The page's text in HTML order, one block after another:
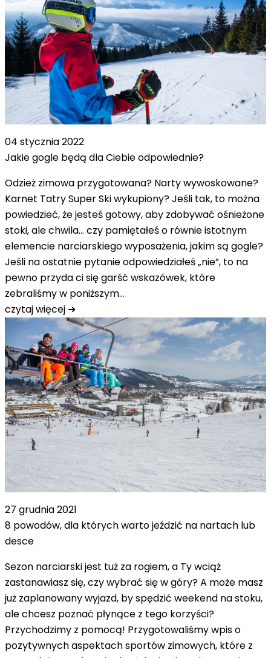
04 stycznia 2022
Jakie gogle będą dla Ciebie odpowiednie?
Odzież zimowa przygotowana? Narty wywoskowane?
Karnet Tatry Super Ski wykupiony? Jeśli tak, to można
powiedzieć, że jesteś gotowy, aby zdobywać ośnieżone
stoki, ale chwila… czy pamiętałeś o równie istotnym
elemencie narciarskiego wyposażenia, jakim są gogle?
Jeśli na ostatnie pytanie odpowiedziałeś „nie”, to na
pewno przyda ci się garść wskazówek, które
zebraliśmy w poniższym…
czytaj więcej ➜
27 grudnia 2021
​​8 powodów, dla których warto jeździć na nartach lub
desce
Sezon narciarski jest tuż za rogiem, a Ty wciąż
zastanawiasz się, czy wybrać się w góry? A może masz
już zaplanowany wyjazd, by spędzić weekend na stoku,
ale chcesz poznać płynące z tego korzyści?
Przychodzimy z pomocą! Przygotowaliśmy wpis o
pozytywnych aspektach sportów zimowych, które z